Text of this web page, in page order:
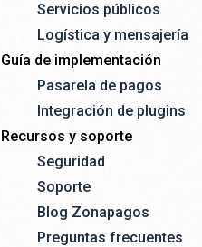
Servicios públicos
Logística y mensajería
Guía de implementación
Pasarela de pagos
Integración de plugins
Recursos y soporte
Seguridad
Soporte
Blog Zonapagos
Preguntas frecuentes